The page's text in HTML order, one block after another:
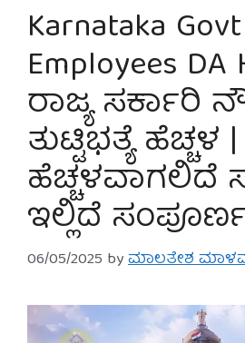
Karnataka Govt
Employees DA
ರಾಜ್ಯ ಸರ್ಕಾರಿ
ತುಟ್ಟಿಭತ್ಯೆ ಹೆಚ್ಚಳ
ಹೆಚ್ಚಳವಾಗಲಿದೆ
ಇಲ್ಲಿದೆ
06/05/2025 byಮಾಲತೇಶ